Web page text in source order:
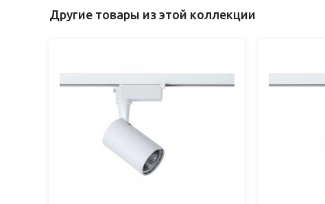
Другие товары из этой коллекции